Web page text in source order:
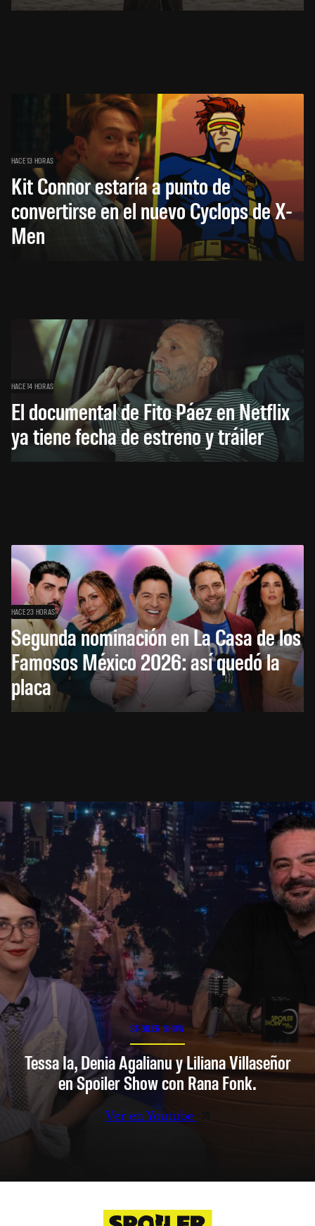
HACE 13 HORAS
Kit Connor estaría a punto de
convertirse en el nuevo Cyclops de X-
Men
HACE 14 HORAS
El documental de Fito Páez en Netflix
ya tiene fecha de estreno y tráiler
HACE 23 HORAS
Segunda nominación en La Casa de los
Famosos México 2026: así quedó la
placa
SPOILER SHOW
Tessa Ia, Denia Agalianu y Liliana Villaseñor
en Spoiler Show con Rana Fonk.
Ver en Youtube